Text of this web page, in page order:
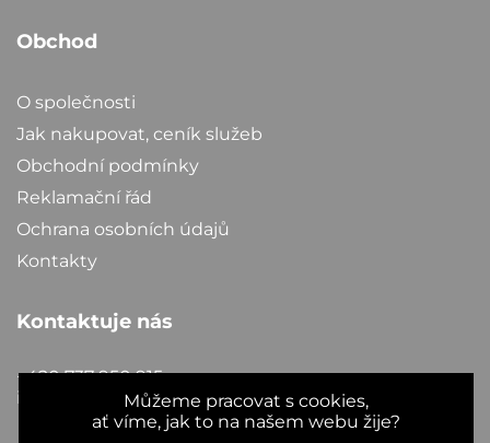
Můžeme pracovat s cookies,
ať víme, jak to na našem webu žije?
Obchod
O společnosti
Jak nakupovat, ceník služeb
Obchodní podmínky
Reklamační řád
Ochrana osobních údajů
Kontakty
Kontaktuje nás
+420 737 950 915
info@dellpoint.cz